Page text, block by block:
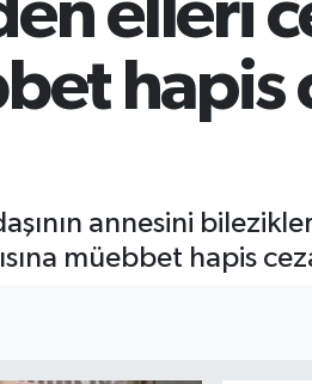
elleri
hapis
annesini
müebbet hapis